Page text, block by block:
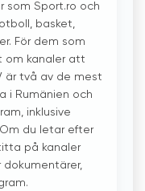
som Sport.ro och
basket,
För dem som
om kanaler att
är två av de mest
i Rumänien och
inklusive
du letar efter
på kanaler
dokumentärer,